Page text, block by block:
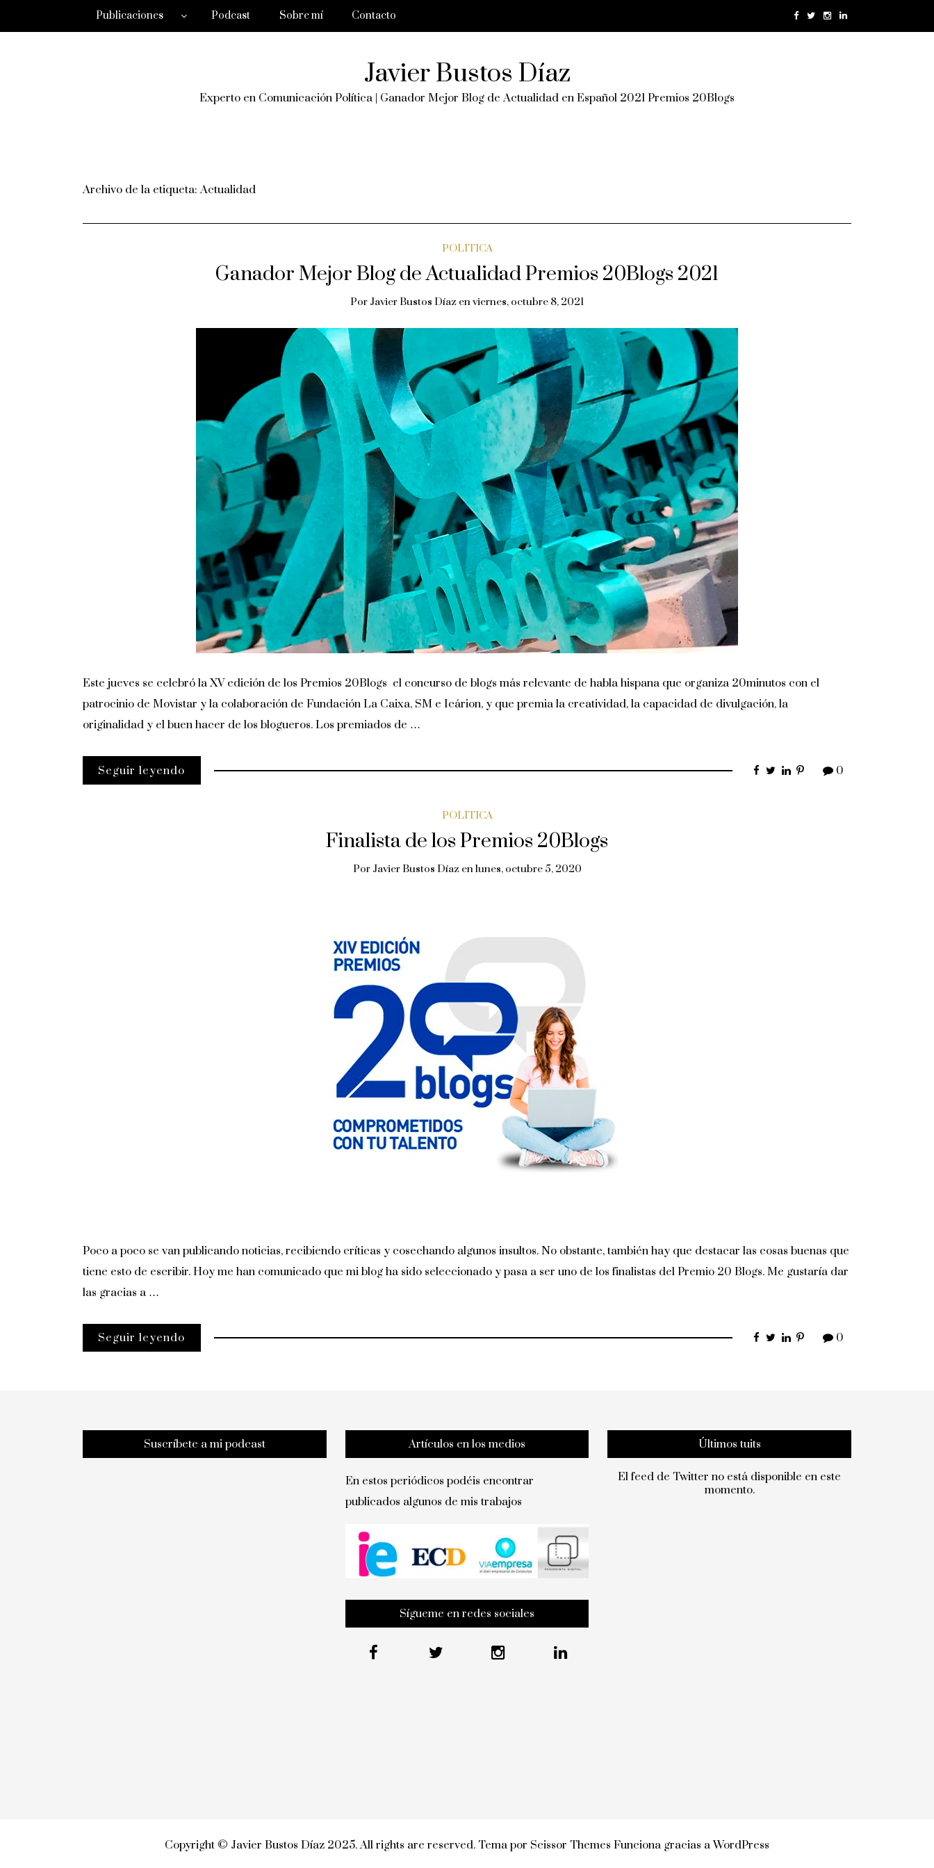
Publicaciones Podcast Sobre mí Contacto
Javier Bustos Díaz
Experto en Comunicación Política | Ganador Mejor Blog de Actualidad en Español 2021 Premios 20Blogs
Archivo de la etiqueta:Actualidad
POLÍTICA
Ganador Mejor Blog de Actualidad Premios 20Blogs 2021
Por Javier Bustos Díaz enviernes, octubre 8, 2021
Este jueves se celebró la XV edición de los Premios 20Blogs el concurso de blogs más relevante de habla hispana que organiza 20minutos con el
patrocinio de Movistar y la colaboración de Fundación La Caixa, SM e Icárion, y que premia la creatividad, la capacidad de divulgación, la
originalidad y el buen hacer de los blogueros. Los premiados de …
Seguir leyendo 0
POLÍTICA
Finalista de los Premios 20Blogs
Por Javier Bustos Díaz enlunes, octubre 5, 2020
Poco a poco se van publicando noticias, recibiendo críticas y cosechando algunos insultos. No obstante, también hay que destacar las cosas buenas que
tiene esto de escribir. Hoy me han comunicado que mi blog ha sido seleccionado y pasa a ser uno de los finalistas del Premio 20 Blogs. Me gustaría dar
las gracias a …
Seguir leyendo 0
Suscríbete a mi podcast Artículos en los medios
En estos periódicos podéis encontrar
publicados algunos de mis trabajos
Sígueme en redes sociales
Últimos tuits
El feed de Twitter no está disponible en este
momento.
Copyright © Javier Bustos Díaz 2025. All rights are reserved. Tema por Scissor Themes Funciona gracias aWordPress